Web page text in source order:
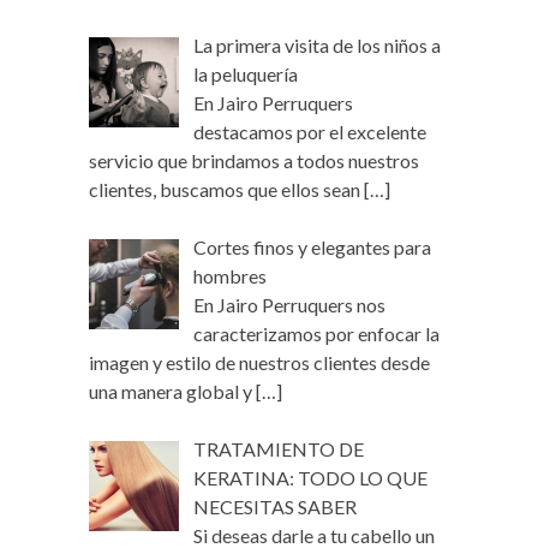
La primera visita de los niños a
la peluquería
En Jairo Perruquers
destacamos por el excelente
servicio que brindamos a todos nuestros
clientes, buscamos que ellos sean[…]
Cortes finos y elegantes para
hombres
En Jairo Perruquers nos
caracterizamos por enfocar la
imagen y estilo de nuestros clientes desde
una manera global y[…]
TRATAMIENTO DE
KERATINA: TODO LO QUE
NECESITAS SABER
Si deseas darle a tu cabello un